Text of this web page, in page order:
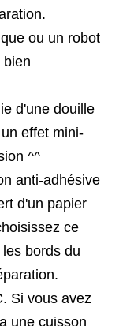
ou un robot
bien
d'une douille
effet mini-
^^
anti-adhésive
d'un papier
ce
bords du
Si vous avez
une cuisson